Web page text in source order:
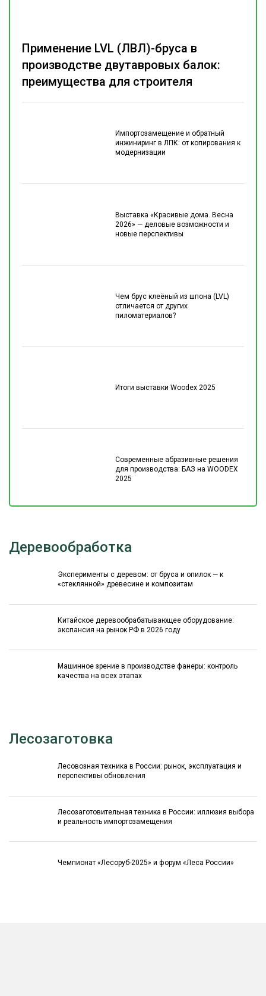
Импортозамещение и обратный
инжиниринг в ЛПК: от копирования к
модернизации
Выставка «Красивые дома. Весна
2026» — деловые возможности и
новые перспективы
Чем брус клеёный из шпона (LVL)
отличается от других
пиломатериалов?
Итоги выставки Woodex 2025
Современные абразивные решения
для производства: БАЗ на WOODEX
2025
Применение LVL (ЛВЛ)-бруса в
производстве двутавровых балок:
преимущества для строителя
Деревообработка
Эксперименты с деревом: от бруса и опилок — к
«стеклянной» древесине и композитам
Китайское деревообрабатывающее оборудование:
экспансия на рынок РФ в 2026 году
Машинное зрение в производстве фанеры: контроль
качества на всех этапах
Лесозаготовка
Лесовозная техника в России: рынок, эксплуатация и
перспективы обновления
Лесозаготовительная техника в России: иллюзия выбора
и реальность импортозамещения
Чемпионат «Лесоруб-2025» и форум «Леса России»